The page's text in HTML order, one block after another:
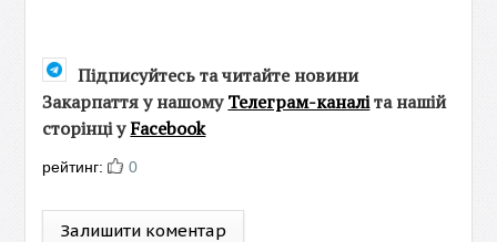
Підписуйтесь та читайте новини
Закарпаття у нашомуТелеграм-каналіта нашій
сторінці уFacebook
рейтинг: 0
Залишити коментар